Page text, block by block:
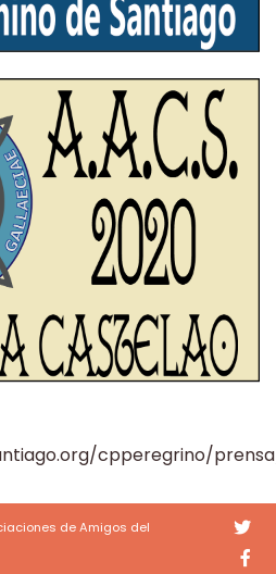
cpperegrino/
de Amigos del